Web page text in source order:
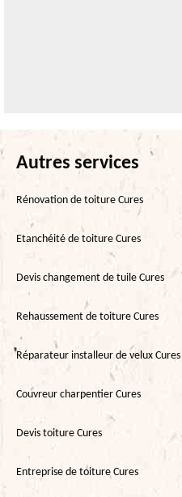
Autres services
Rénovation de toiture Cures
Etanchéité de toiture Cures
Devis changement de tuile Cures
Rehaussement de toiture Cures
Réparateur installeur de velux Cures
Couvreur charpentier Cures
Devis toiture Cures
Entreprise de toiture Cures